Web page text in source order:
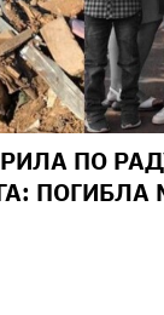
ПО
ПОГИБЛА